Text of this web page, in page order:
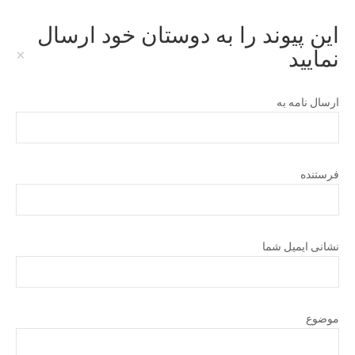
این پیوند را به دوستان خود ارسال
نمایید
×
ارسال نامه به
فرستنده
نشانی ایمیل شما
موضوع